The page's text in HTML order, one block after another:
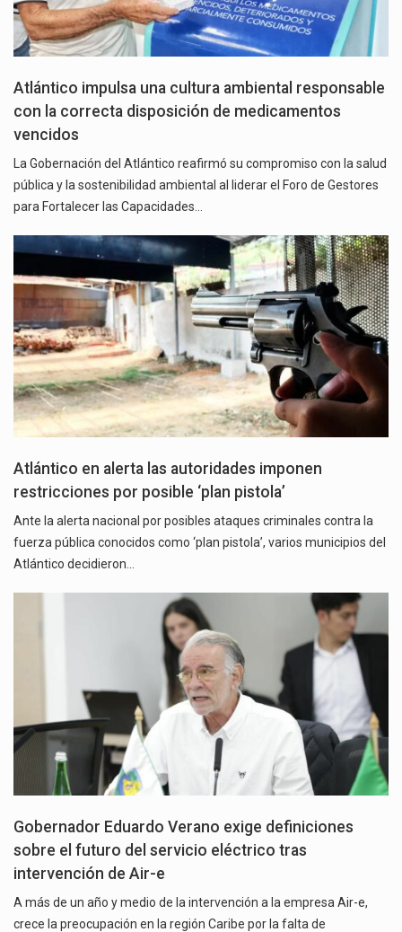
Atlántico impulsa una cultura ambiental responsable
con la correcta disposición de medicamentos
vencidos
La Gobernación del Atlántico reafirmó su compromiso con la salud
pública y la sostenibilidad ambiental al liderar el Foro de Gestores
para Fortalecer las Capacidades…
Atlántico en alerta las autoridades imponen
restricciones por posible ‘plan pistola’
Ante la alerta nacional por posibles ataques criminales contra la
fuerza pública conocidos como ‘plan pistola’, varios municipios del
Atlántico decidieron…
Gobernador Eduardo Verano exige definiciones
sobre el futuro del servicio eléctrico tras
intervención de Air-e
A más de un año y medio de la intervención a la empresa Air-e,
crece la preocupación en la región Caribe por la falta de